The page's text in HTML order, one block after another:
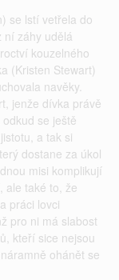
se lstí vetřela do
záhy udělá
kouzelného
(Kristen Stewart)
navěky.
jenže dívka právě
se ještě
a tak si
dostane za úkol
misi komplikují
ale také to, že
práci lovci
pro ni má slabost
kteří sice nejsou
ohánět se